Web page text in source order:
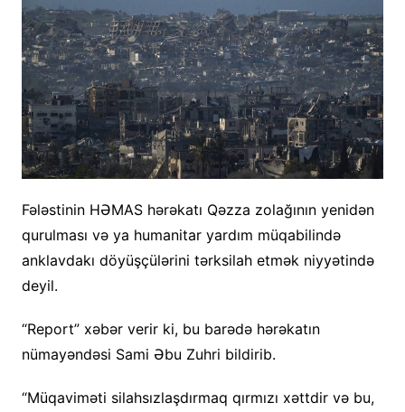
Fələstinin HƏMAS hərəkatı Qəzza zolağının yenidən
qurulması və ya humanitar yardım müqabilində
anklavdakı döyüşçülərini tərksilah etmək niyyətində
deyil.
“Report” xəbər verir ki, bu barədə hərəkatın
nümayəndəsi Sami Əbu Zuhri bildirib.
“Müqaviməti silahsızlaşdırmaq qırmızı xəttdir və bu,